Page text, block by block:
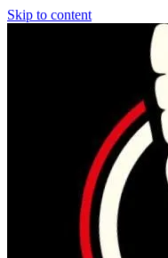
Skip to content